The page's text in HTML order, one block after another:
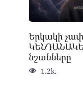
Երկակի
նշանները
1.2k.